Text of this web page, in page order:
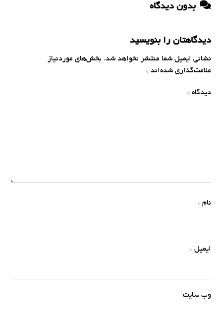
بدون دیدگاه
دیدگاهتان را بنویسید
نشانی ایمیل شما منتشر نخواهد شد. بخش‌های موردنیاز
علامت‌گذاری شده‌اند*
دیدگاه*
نام*
ایمیل*
وب‌ سایت